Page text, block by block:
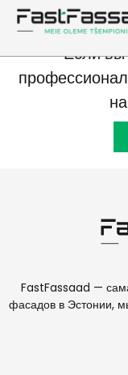
Если вы
FastFassaad —
фасадов в Эстонии,